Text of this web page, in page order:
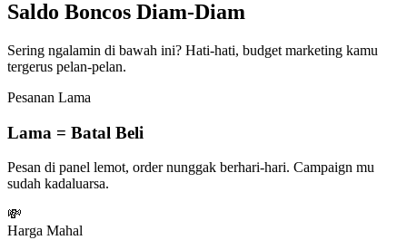
Saldo Boncos Diam-Diam
Sering ngalamin di bawah ini? Hati-hati, budget marketing kamu
tergerus pelan-pelan.
Pesanan Lama
Lama = Batal Beli
Pesan di panel lemot, order nunggak berhari-hari. Campaign mu
sudah kadaluarsa.
💸
Harga Mahal